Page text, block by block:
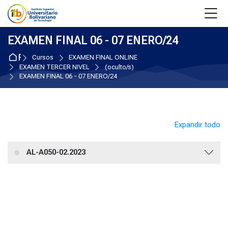
Skip to navigation
Skip to login form
Salta al contenido principal
Skip to accessibility options
Skip to footer
Skip accessibility options
EXAMEN FINAL 06 - 07 ENERO/24
Página Principal
Cursos
EXAMEN FINAL ONLINE
EXAMEN TERCER NIVEL
(oculto/s)
EXAMEN FINAL 06 - 07 ENERO/24
Expandir todo
AL-A050-02.2023